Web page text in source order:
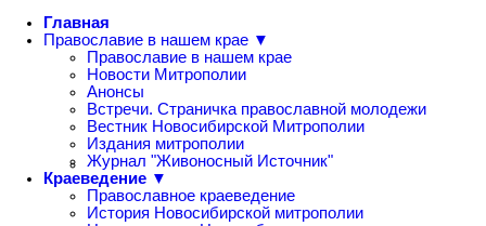
Главная
Православие в нашем крае ▼
Православие в нашем крае
Новости Митрополии
Анонсы
Встречи. Страничка православной молодежи
Вестник Новосибирской Митрополии
Издания митрополии
Журнал "Живоносный Источник"
Краеведение ▼
Православное краеведение
История Новосибирской митрополии